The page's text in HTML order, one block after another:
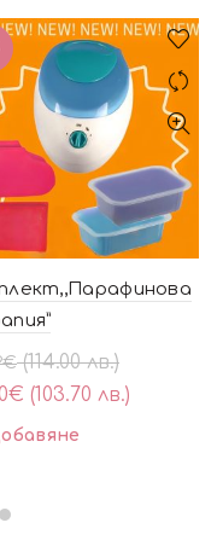
€ (114.00 лв.)
€ (103.70 лв.)